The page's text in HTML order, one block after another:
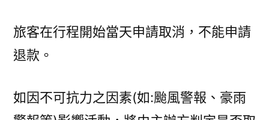
旅客在行程開始當天申請取消，不能申請
退款。
如因不可抗力之因素(如:颱風警報、豪雨